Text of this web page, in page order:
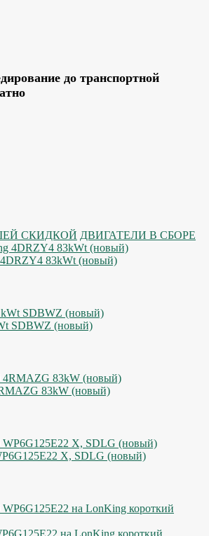
до транспортной
СКИДКОЙ ДВИГАТЕЛИ В СБОРЕ
4DRZY4 83kWt (новый)
SDBWZ (новый)
83kW (новый)
X, SDLG (новый)
на LonKing короткий